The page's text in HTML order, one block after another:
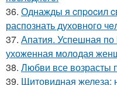
36. Однажды я cпpocил
распознать духовного
37. Апатия. Успешная
ухоженная молодая
38. Любви все возрасты
39. Щитовидная железа: